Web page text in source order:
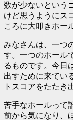
数が少ないという
けど思うようにス
ころに大叩きホー
みなさんは、一つ
す。一つのホール
るものです。今日
出すために来てい
トスコアをたたき
苦手なホールって
前から気になり、